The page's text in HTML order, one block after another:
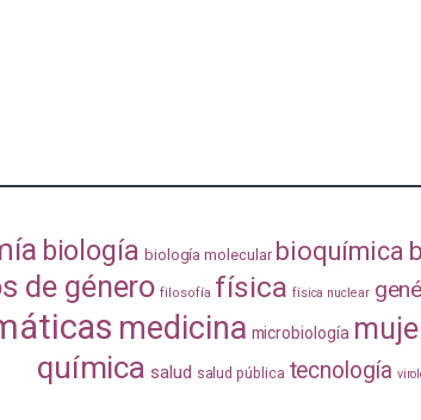
biología biología molecular bioquímica
de género filosofía física física nuclear
medicina microbiología
química salud salud pública tecnología